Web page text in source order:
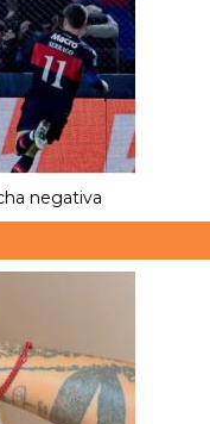
negativa